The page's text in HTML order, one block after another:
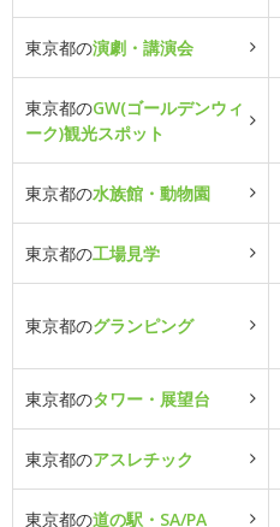
東京都の演劇・講演会
東京都のGW(ゴールデンウィ
ーク)観光スポット
東京都の水族館・動物園
東京都の工場見学
東京都のグランピング
東京都のタワー・展望台
東京都のアスレチック
東京都の道の駅・SA/PA